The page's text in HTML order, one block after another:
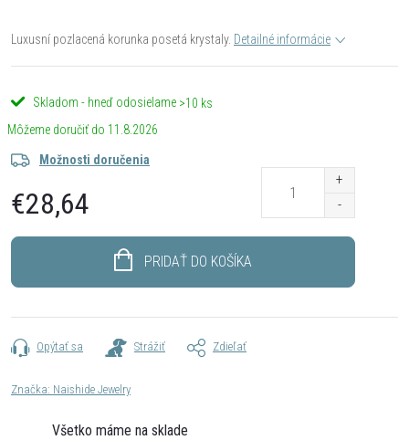
Luxusní pozlacená korunka posetá krystaly. Detailné informácie
Skladom - hneď odosielame >10 ks
11.8.2026
Možnosti doručenia
€28,64
PRIDAŤ DO KOŠÍKA
Opýtať sa Strážiť Zdieľať
Značka: Naishide Jewelry
Všetko máme na sklade